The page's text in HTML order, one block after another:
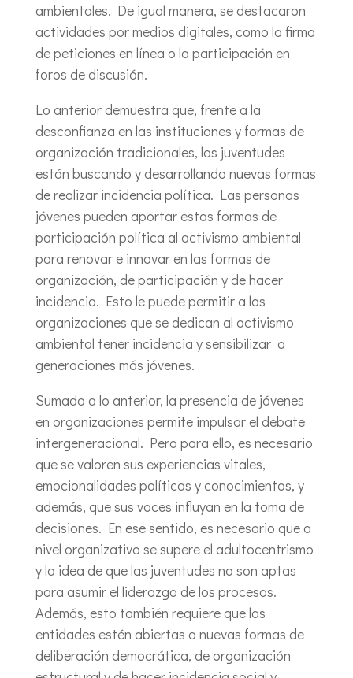
ambientales. De igual manera, se destacaron
actividades por medios digitales, como la firma
de peticiones en línea o la participación en
foros de discusión.
Lo anterior demuestra que, frente a la
desconfianza en las instituciones y formas de
organización tradicionales, las juventudes
están buscando y desarrollando nuevas formas
de realizar incidencia política. Las personas
jóvenes pueden aportar estas formas de
participación política al activismo ambiental
para renovar e innovar en las formas de
organización, de participación y de hacer
incidencia. Esto le puede permitir a las
organizaciones que se dedican al activismo
ambiental tener incidencia y sensibilizar a
generaciones más jóvenes.
Sumado a lo anterior, la presencia de jóvenes
en organizaciones permite impulsar el debate
intergeneracional. Pero para ello, es necesario
que se valoren sus experiencias vitales,
emocionalidades políticas y conocimientos, y
además, que sus voces influyan en la toma de
decisiones. En ese sentido, es necesario que a
nivel organizativo se supere el adultocentrismo
y la idea de que las juventudes no son aptas
para asumir el liderazgo de los procesos.
Además, esto también requiere que las
entidades estén abiertas a nuevas formas de
deliberación democrática, de organización